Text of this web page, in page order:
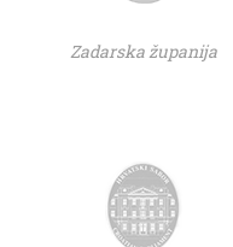
Zadarska županija